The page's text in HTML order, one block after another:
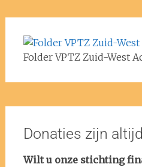
Folder VPTZ Zuid-West
Donaties zijn
Wilt u onze stichting